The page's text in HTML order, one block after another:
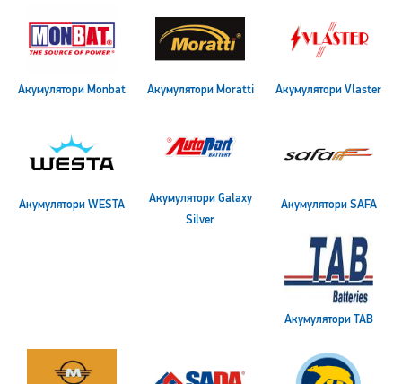
Акумулятори Monbat Акумулятори Moratti Акумулятори Vlaster
Акумулятори WESTA
Акумулятори Galaxy
Silver
Акумулятори SAFA
Акумулятори TAB